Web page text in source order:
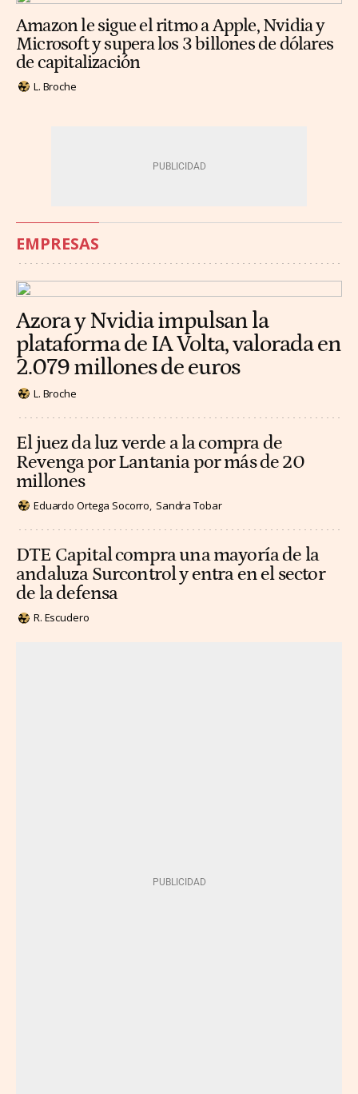
Amazon le sigue el ritmo a Apple, Nvidia y
Microsoft y supera los 3 billones de dólares
de capitalización
L. Broche
EMPRESAS
Azora y Nvidia impulsan la
plataforma de IA Volta, valorada en
2.079 millones de euros
L. Broche
El juez da luz verde a la compra de
Revenga por Lantania por más de 20
millones
Eduardo Ortega Socorro Sandra Tobar
DTE Capital compra una mayoría de la
andaluza Surcontrol y entra en el sector
de la defensa
R. Escudero